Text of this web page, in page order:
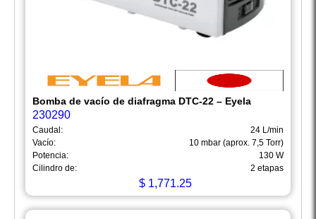
Bomba de vacío de diafragma DTC-22 – Eyela
230290
Caudal:
24 L/min
Vacío:
10 mbar (aprox. 7,5 Torr)
Potencia:
130 W
Cilindro de:
2 etapas
$1,771.25